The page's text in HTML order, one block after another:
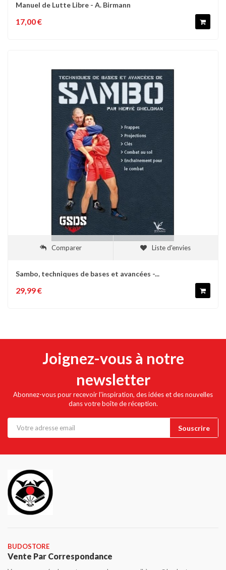
Manuel de Lutte Libre - A. Birmann
17,00 €
Comparer Liste d'envies
Sambo, techniques de bases et avancées -...
29,99 €
Joignez-vous à notre
newsletter
Abonnez-vous pour recevoir l'inspiration, des idées et des nouvelles
dans votre boîte de réception.
BUDOSTORE
Vente Par Correspondance